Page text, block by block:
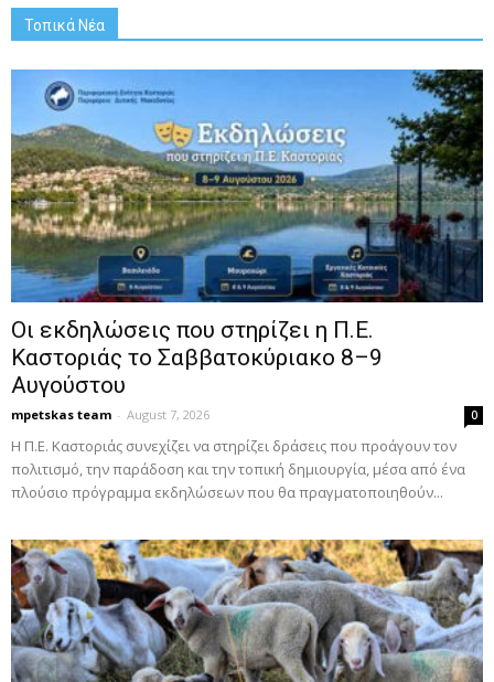
Τοπικά Νέα
Οι εκδηλώσεις που στηρίζει η Π.Ε.
Καστοριάς το Σαββατοκύριακο 8–9
Αυγούστου
mpetskas team - August 7, 2026 0
Η Π.E. Καστοριάς συνεχίζει να στηρίζει δράσεις που προάγουν τον
πολιτισμό, την παράδοση και την τοπική δημιουργία, μέσα από ένα
πλούσιο πρόγραμμα εκδηλώσεων που θα πραγματοποιηθούν...